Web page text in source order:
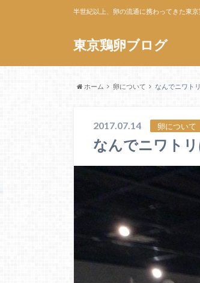
東京鶏卵ブログ
半世紀以上、卵の流通に携わってきた東
ホーム 卵について なんでニワト
2017.07.14 卵について
なんでニワト